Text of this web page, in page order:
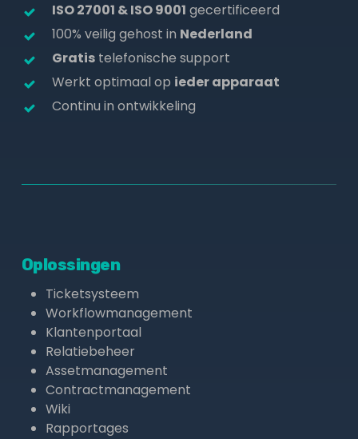
ISO 27001 & ISO 9001 gecertificeerd
100% veilig gehost in Nederland
Gratistelefonische support
Werkt optimaal op ieder apparaat
Continu in ontwikkeling
Oplossingen
Ticketsysteem
Workflowmanagement
Klantenportaal
Relatiebeheer
Assetmanagement
Contractmanagement
Wiki
Rapportages